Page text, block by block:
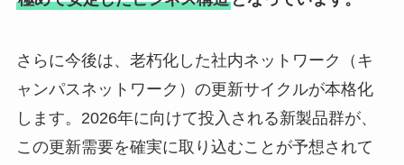
さらに今後は、老朽化した社内ネットワーク（キ
ャンパスネットワーク）の更新サイクルが本格化
します。2026年に向けて投入される新製品群が、
この更新需要を確実に取り込むことが予想されて